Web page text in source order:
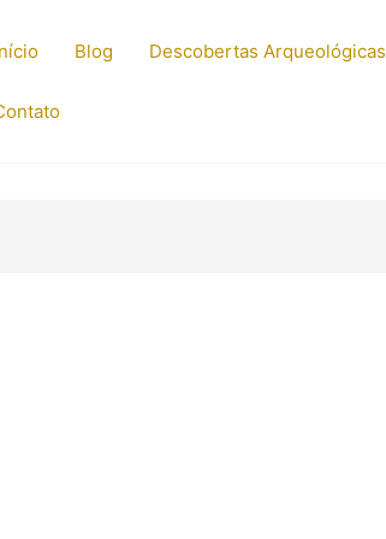
Blog Descobertas Arqueológicas